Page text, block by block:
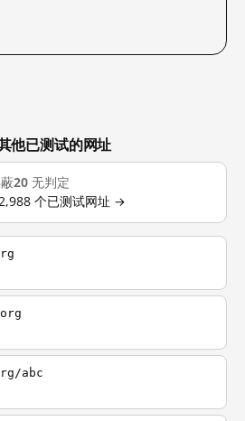
已测试的网址
20 无判定
个已测试网址 →
abc